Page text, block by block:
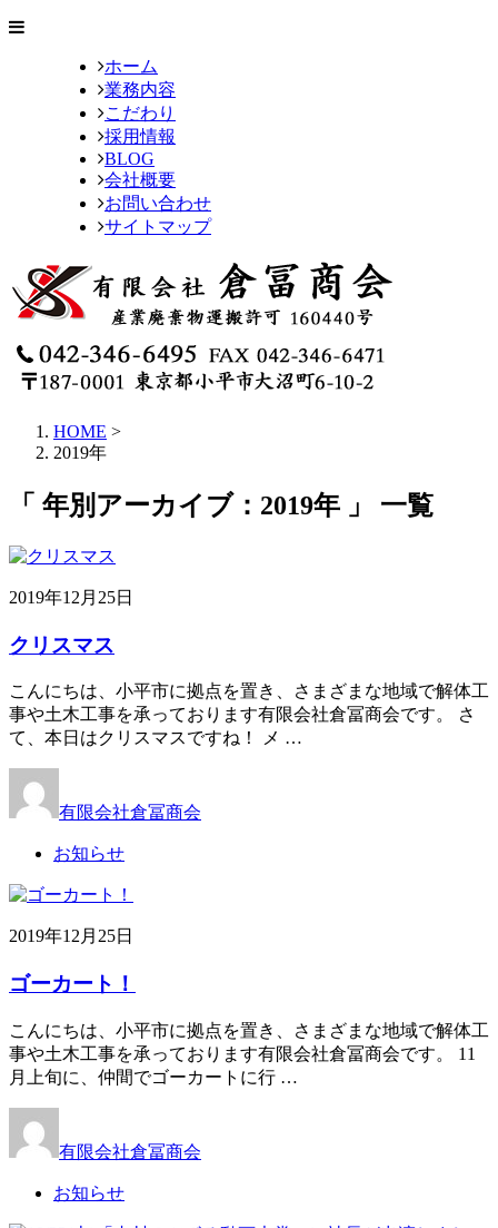
ホーム
業務内容
こだわり
採用情報
BLOG
会社概要
お問い合わせ
サイトマップ
HOME >
2019年
「 年別アーカイブ：2019年 」 一覧
2019年12月25日
クリスマス
こんにちは、小平市に拠点を置き、さまざまな地域で解体工
事や土木工事を承っております有限会社倉冨商会です。 さ
て、本日はクリスマスですね！ メ …
有限会社倉冨商会
お知らせ
2019年12月25日
ゴーカート！
こんにちは、小平市に拠点を置き、さまざまな地域で解体工
事や土木工事を承っております有限会社倉冨商会です。 11
月上旬に、仲間でゴーカートに行 …
有限会社倉冨商会
お知らせ